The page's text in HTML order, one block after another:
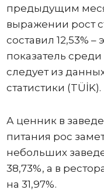
предыдущим
выражении рост
составил 12,53%
показатель
следует из
статистики (TÜİK).
А ценник в
питания рос
небольших
38,73%, а в
на 31,97%.